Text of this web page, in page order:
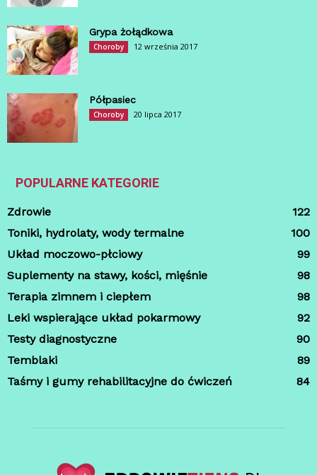
Grypa żołądkowa
Choroby 12 września 2017
Półpasiec
Choroby 20 lipca 2017
POPULARNE KATEGORIE
Zdrowie
122
Toniki, hydrolaty, wody termalne
100
Układ moczowo-płciowy
99
Suplementy na stawy, kości, mięśnie
98
Terapia zimnem i ciepłem
98
Leki wspierające układ pokarmowy
92
Testy diagnostyczne
90
Temblaki
89
Taśmy i gumy rehabilitacyjne do ćwiczeń
84